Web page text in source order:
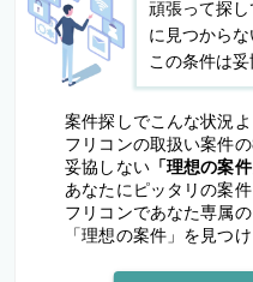
頑張って探
に見つからな
この条件は
案件探しでこんな状況
フリコンの取扱い案件
妥協しない「理想の案件
あなたにピッタリの案
フリコンであなた専属
「理想の案件」を見つ